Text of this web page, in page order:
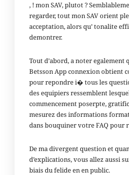
, ! mon SAV, plutot ?
regarder, tout mon SAV orient
acceptation, alors qu’ tonalite
demontrer.
Tout d’abord, a noter egalement
Betsson App connexionobtient
pour repondre i� tous les
des equipiers ressemblent
commencement poserpte,
mesurez des informations
dans bouquiner votre FAQ pour
De ma divergent question et
d’explications, vous allez aussi
biais du felide en en public.